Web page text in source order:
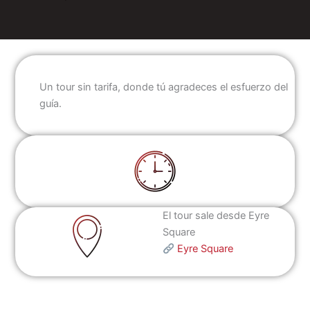
Un tour sin tarifa, donde tú agradeces el esfuerzo del
guía.
El tour sale desde Eyre
Square
Eyre Square